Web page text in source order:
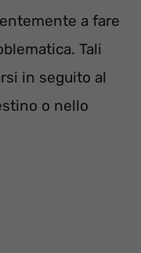
a fare
Tali
in seguito al
o nello